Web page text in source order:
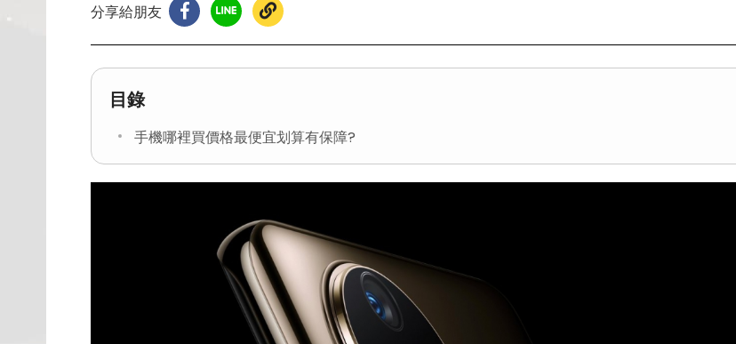
分享給朋友
目錄
手機哪裡買價格最便宜划算有保障?